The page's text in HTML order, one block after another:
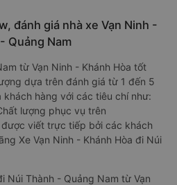
đánh giá nhà xe Vạn Ninh -
Quảng Nam
từ Vạn Ninh - Khánh Hòa tốt
dựa trên đánh giá từ 1 đến 5
hàng với các tiêu chí như:
lượng phục vụ trên
viết trực tiếp bởi các khách
Xe Vạn Ninh - Khánh Hòa đi Núi
Núi Thành - Quảng Nam từ Vạn